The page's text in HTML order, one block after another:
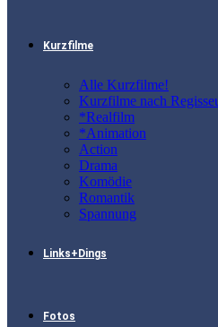
Kurzfilme
Alle Kurzfilme!
Kurzfilme nach
*Realfilm
*Animation
Action
Drama
Komödie
Romantik
Spannung
Links+Dings
Fotos